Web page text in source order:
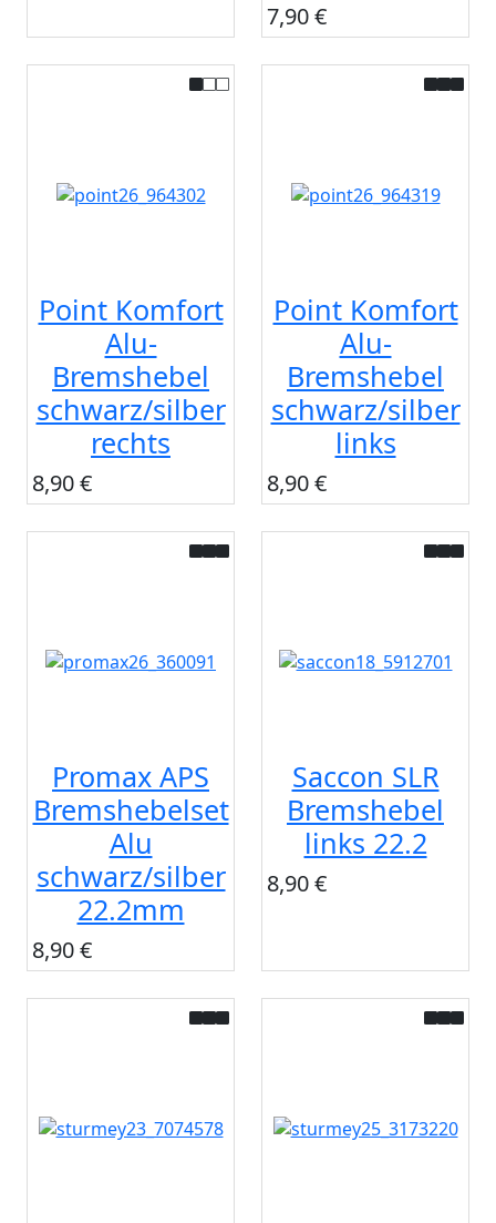
7,90 €
Point Komfort
Alu-
Bremshebel
schwarz/silber
rechts
8,90 €
Point Komfort
Alu-
Bremshebel
schwarz/silber
links
8,90 €
Promax APS
Bremshebelset
Alu
schwarz/silber
22.2mm
8,90 €
Saccon SLR
Bremshebel
links 22.2
8,90 €